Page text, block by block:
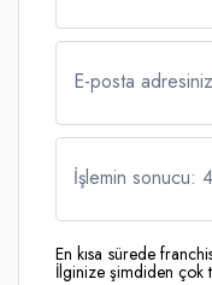
E-posta adresiniz
İşlemin sonucu: 4
En kısa sürede
İlginize şimdiden çok